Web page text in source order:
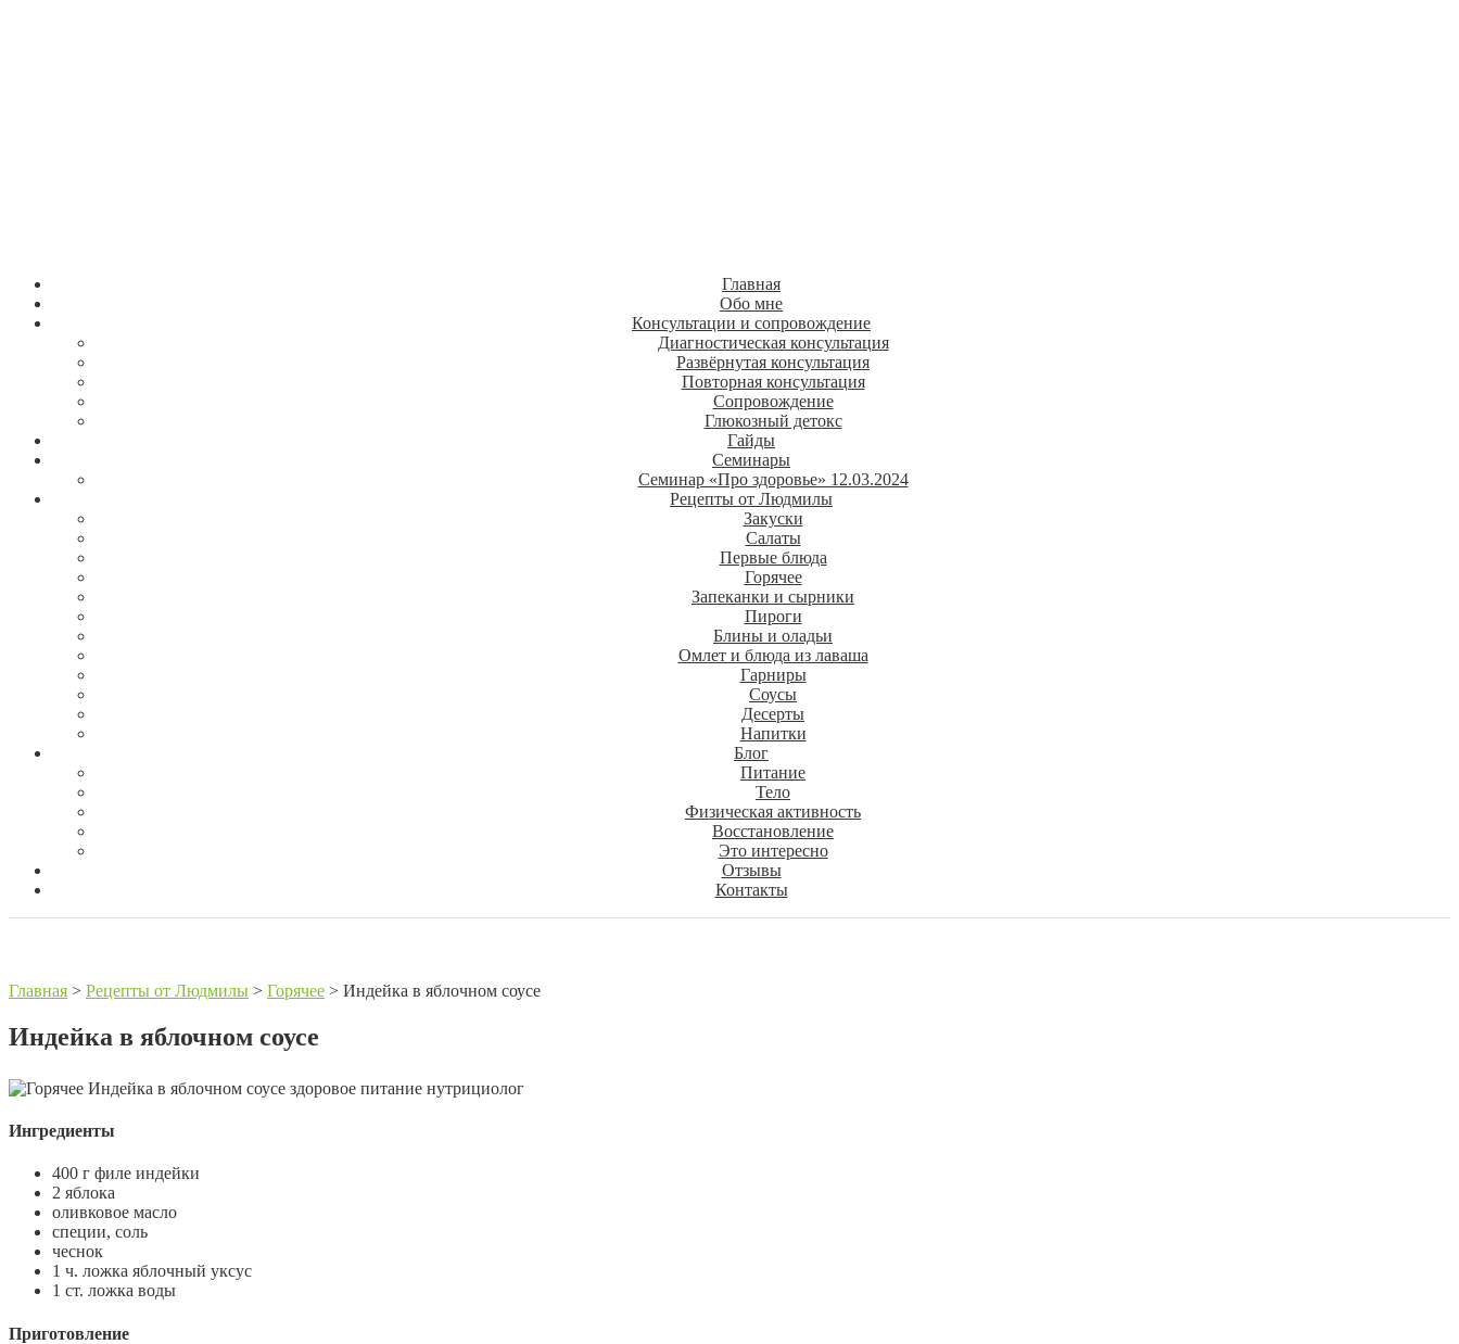
Главная
Обо мне
Консультации и сопровождение
Диагностическая консультация
Развёрнутая консультация
Повторная консультация
Сопровождение
Глюкозный детокс
Гайды
Семинары
Семинар «Про здоровье» 12.03.2024
Рецепты от Людмилы
Закуски
Салаты
Первые блюда
Горячее
Запеканки и сырники
Пироги
Блины и оладьи
Омлет и блюда из лаваша
Гарниры
Соусы
Десерты
Напитки
Блог
Питание
Тело
Физическая активность
Восстановление
Это интересно
Отзывы
Контакты
Главная > Рецепты от Людмилы > Горячее > Индейка в яблочном соусе
Индейка в яблочном соусе
Ингредиенты
400 г филе индейки
2 яблока
оливковое масло
специи, соль
чеснок
1 ч. ложка яблочный уксус
1 ст. ложка воды
Приготовление